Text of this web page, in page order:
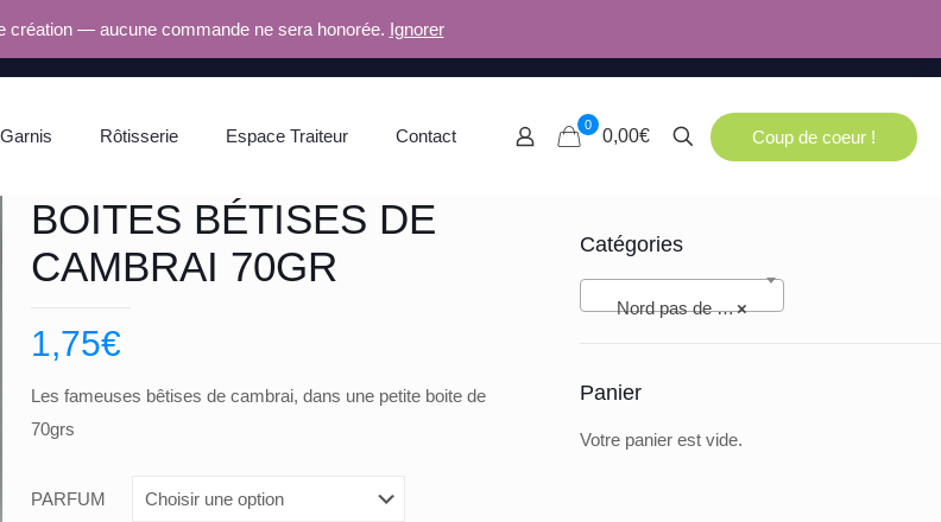
Rôtisserie Espace Traiteur Contact
0
0,00€ Coup de coeur !
BOITES BÉTISES DE
CAMBRAI 70GR
1,75€
Les fameuses bêtises de cambrai, dans une petite boite de
70grs
PARFUM
Catégories
×
Nord pas de Calais (94)
Panier
Votre panier est vide.
création — aucune commande ne sera honorée. Ignorer